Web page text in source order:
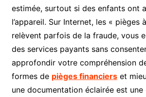
estimée, surtout si des enfants ont
l’appareil. Sur Internet, les « pièges
relèvent parfois de la fraude, vous
des services payants sans
approfondir votre compréhension
formes de pièges financierset
une documentation éclairée est une